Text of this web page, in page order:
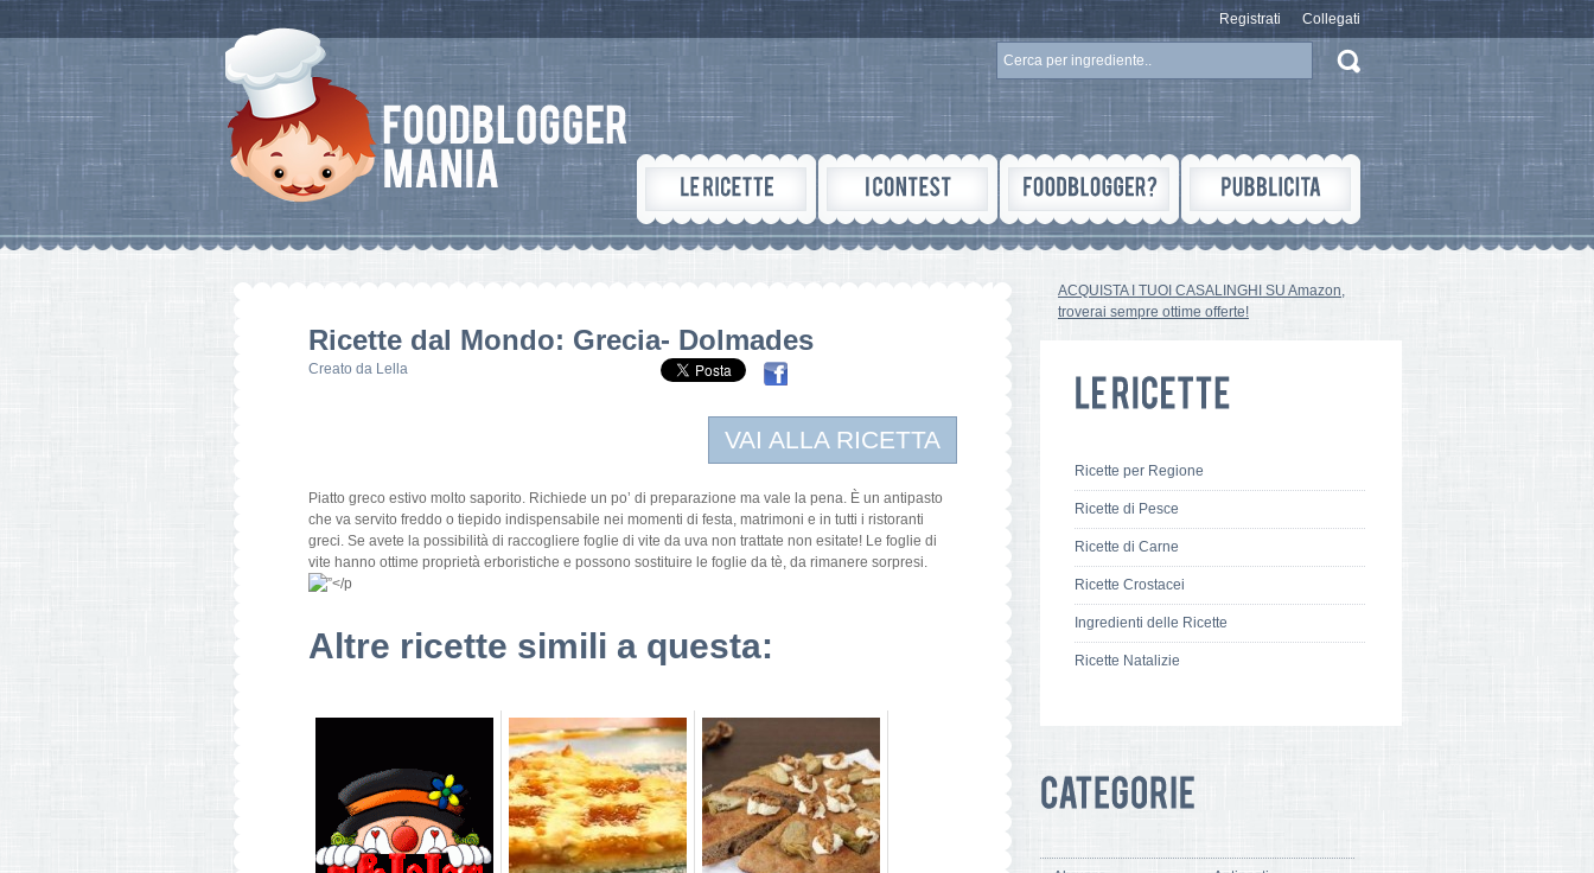
Registrati Collegati
Ricette dal Mondo: Grecia- Dolmades
Creato da Lella
VAI ALLA RICETTA
Piatto greco estivo molto saporito. Richiede un po’ di preparazione ma vale la pena. È un antipasto
che va servito freddo o tiepido indispensabile nei momenti di festa, matrimoni e in tutti i ristoranti
greci. Se avete la possibilità di raccogliere foglie di vite da uva non trattate non esitate! Le foglie di
vite hanno ottime proprietà erboristiche e possono sostituire le foglie da tè, da rimanere sorpresi.
Altre ricette simili a questa:
ACQUISTA I TUOI CASALINGHI SU Amazon,
troverai sempre ottime offerte!
Ricette per Regione
Ricette di Pesce
Ricette di Carne
Ricette Crostacei
Ingredienti delle Ricette
Ricette Natalizie